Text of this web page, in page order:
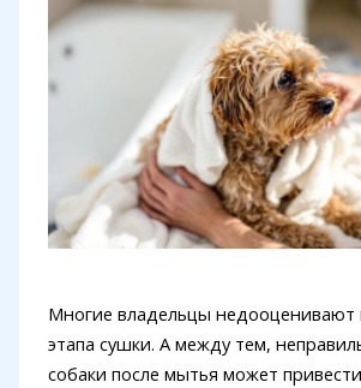
Многие владельцы недооценивают
этапа сушки. А между тем,
собаки после мытья может